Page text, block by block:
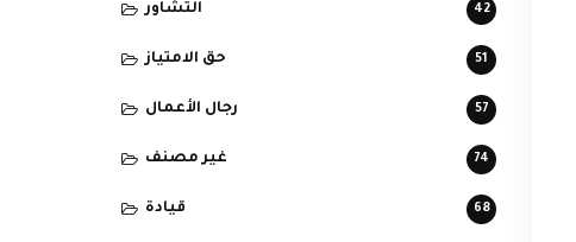
التشاور 42
حق الامتياز 51
رجال الأعمال 57
غير مصنف 74
قيادة 68